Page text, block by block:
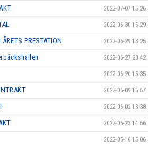
2022-07-07 15:26
2022-06-30 15:29
PRESTATION 2022-06-29 13:25
2022-06-27 20:42
2022-06-20 15:35
2022-06-09 15:57
2022-06-02 13:38
2022-05-23 14:56
2022-05-16 15:06